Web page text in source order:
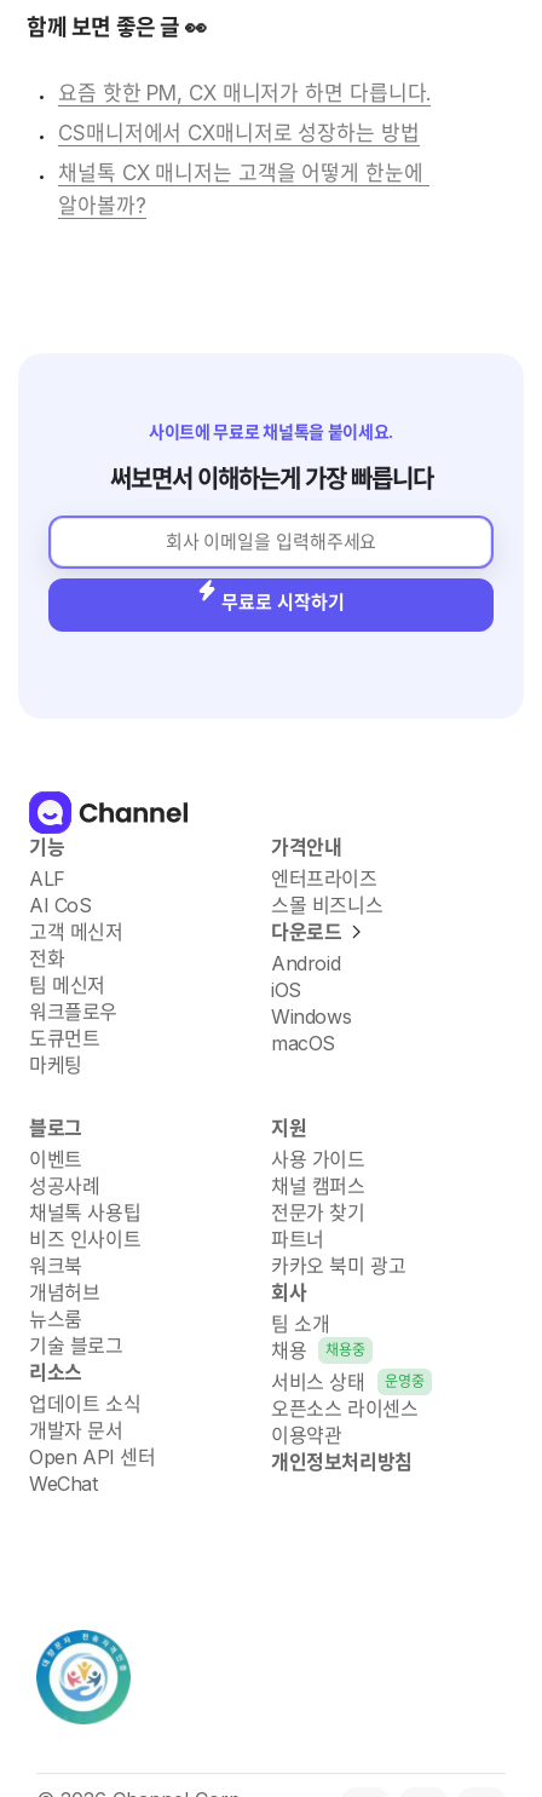
함께 보면 좋은 글 👀
요즘 핫한 PM, CX 매니저가 하면 다릅니다.
CS매니저에서 CX매니저로 성장하는 방법
채널톡 CX 매니저는 고객을 어떻게 한눈에
알아볼까?
사이트에 무료로 채널톡을 붙이세요.
써보면서 이해하는게 가장 빠릅니다
무료로 시작하기
기능
ALF
AI CoS
고객 메신저
전화
팀 메신저
워크플로우
도큐먼트
마케팅
가격안내
엔터프라이즈
스몰 비즈니스
다운로드
Android
iOS
Windows
macOS
블로그
이벤트
성공사례
채널톡 사용팁
비즈 인사이트
워크북
개념허브
뉴스룸
기술 블로그
리소스
업데이트 소식
개발자 문서
Open API 센터
WeChat
지원
사용 가이드
채널 캠퍼스
전문가 찾기
파트너
카카오 북미 광고
회사
팀 소개
채용
채용중
서비스 상태 운영중
오픈소스 라이센스
이용약관
개인정보처리방침